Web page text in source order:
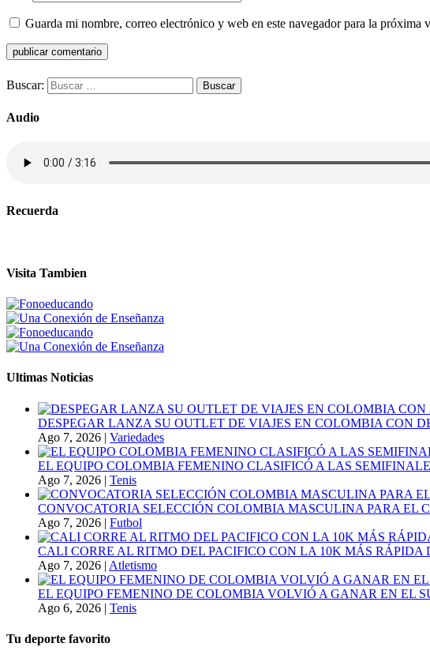
Guarda mi nombre, correo electrónico y web en este navegador para la próxima
Buscar:
Audio
Recuerda
Visita Tambien
Ultimas Noticias
DESPEGAR LANZA SU OUTLET DE VIAJES EN COLOMBIA CON
Ago 7, 2026 | Variedades
EL EQUIPO COLOMBIA FEMENINO CLASIFICÓ A LAS
Ago 7, 2026 | Tenis
CONVOCATORIA SELECCIÓN COLOMBIA MASCULINA PARA EL
Ago 7, 2026 | Futbol
CALI CORRE AL RITMO DEL PACIFICO CON LA 10K MÁS RÁPIDA
Ago 7, 2026 | Atletismo
EL EQUIPO FEMENINO DE COLOMBIA VOLVIÓ A GANAR EN EL
Ago 6, 2026 | Tenis
Tu deporte favorito